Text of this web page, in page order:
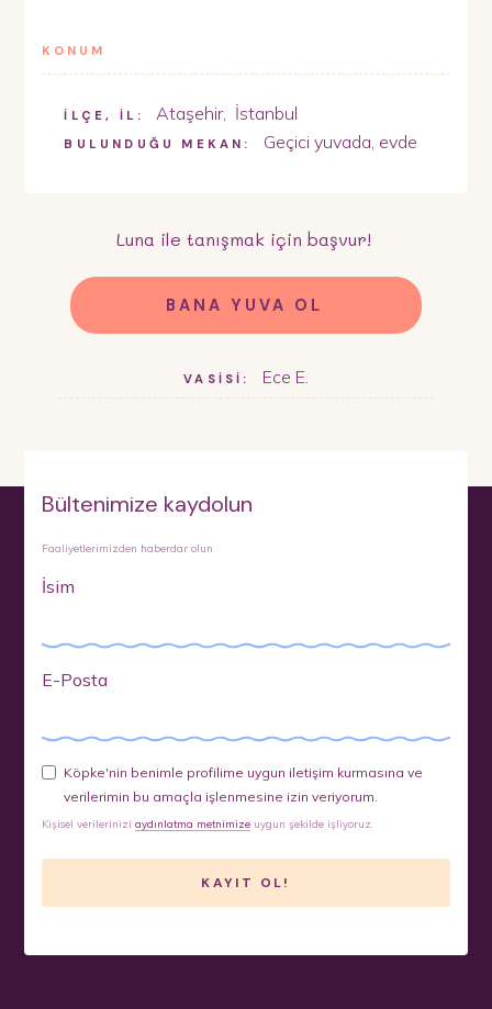
KONUM
İLÇE, İL: Ataşehir, İstanbul
BULUNDUĞU MEKAN: Geçici yuvada, evde
Luna ile tanışmak için başvur!
BANA YUVA OL
VASİSİ: Ece E.
Bültenimize kaydolun
Faaliyetlerimizden haberdar olun
İsim
E-Posta
Köpke'nin benimle profilime uygun iletişim kurmasına ve
verilerimin bu amaçla işlenmesine izin veriyorum.
Kişisel verileriniziaydınlatma metnimize uygun şekilde işliyoruz.